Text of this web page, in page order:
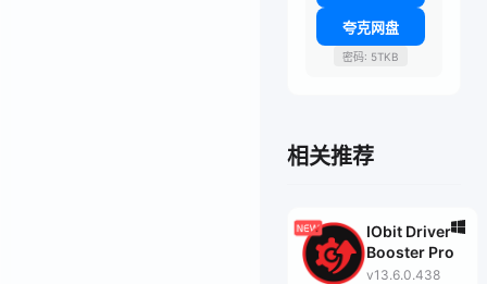
夸克网盘
密码: 5TKB
相关推荐
IObit Driver
Booster Pro
v13.6.0.438